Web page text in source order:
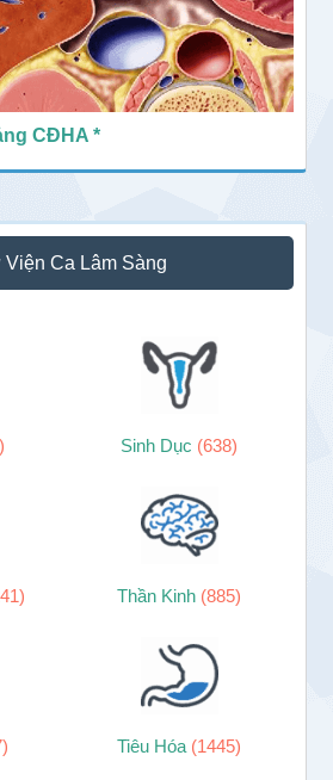
CĐHA *
Viện Ca Lâm Sàng
Sinh Dục (638)
Thần Kinh (885)
Tiêu Hóa (1445)